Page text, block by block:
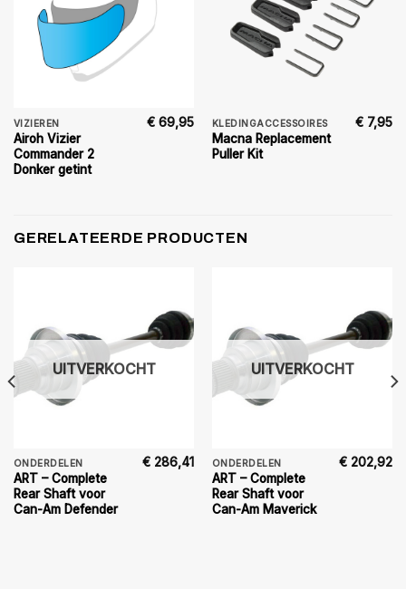
VIZIEREN
Airoh Vizier
Commander 2
Donker getint
€ 69,95 KLEDINGACCESSOIRES
Macna Replacement
Puller Kit
€ 7,95
GERELATEERDE PRODUCTEN
UITVERKOCHT
ONDERDELEN
ART – Complete
Rear Shaft voor
Can-Am Defender
€ 286,41
UITVERKOCHT
ONDERDELEN
ART – Complete
Rear Shaft voor
Can-Am Maverick
€ 202,92